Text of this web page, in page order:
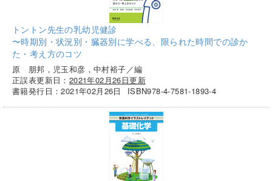
トントン先生の乳幼児健診
〜時期別・状況別・臓器別に学べる、限られた時間での診か
た・考え方のコツ
原 朋邦，児玉和彦，中村裕子／編
正誤表更新日： 2021年02月26日更新
書籍発行日：2021年02月26日
ISBN978-4-7581-1893-4